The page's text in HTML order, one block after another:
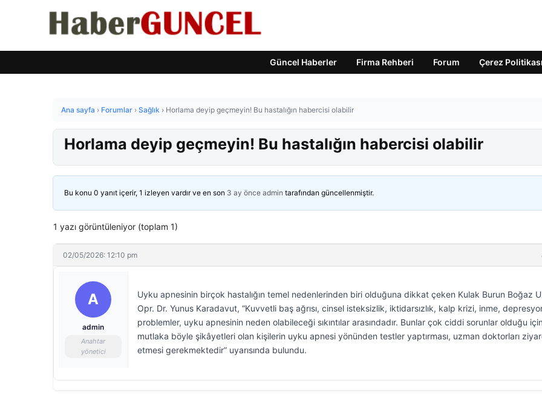
Güncel Haberler Firma Rehberi Forum Çerez Politikası
Ana sayfa › Forumlar › Sağlık › Horlama deyip geçmeyin! Bu hastalığın habercisi olabilir
Horlama deyip geçmeyin! Bu hastalığın habercisi olabilir
Bu konu 0 yanıt içerir, 1 izleyen vardır ve en son 3 ay önce admin tarafından güncellenmiştir.
1 yazı görüntüleniyor (toplam 1)
02/05/2026: 12:10 pm
A
admin
Anahtar
yönetici
Uyku apnesinin birçok hastalığın temel nedenlerinden biri olduğuna dikkat çeken Kulak Burun Boğaz
Opr. Dr. Yunus Karadavut, “Kuvvetli baş ağrısı, cinsel isteksizlik, iktidarsızlık, kalp krizi, inme,
problemler, uyku apnesinin neden olabileceği sıkıntılar arasındadır. Bunlar çok ciddi sorunlar olduğu için
mutlaka böyle şikâyetleri olan kişilerin uyku apnesi yönünden testler yaptırması, uzman doktorları
etmesi gerekmektedir” uyarısında bulundu.